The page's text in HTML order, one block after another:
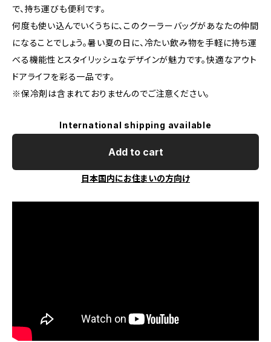
で、持ち運びも便利です。
何度も使い込んでいくうちに、このクーラーバッグがあなたの仲間
になることでしょう。暑い夏の日に、冷たい飲み物を手軽に持ち運
べる機能性とスタイリッシュなデザインが魅力です。快適なアウト
ドアライフを彩る一品です。
※保冷剤は含まれておりませんのでご注意ください。
International shipping available
Add to cart
日本国内にお住まいの方向け